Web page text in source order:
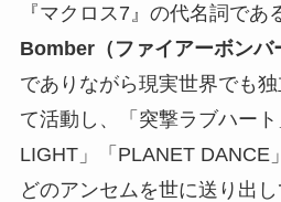
『マクロス7』の代名詞であ
Bomber（ファイアーボンバ
でありながら現実世界でも
て活動し、「突撃ラブハー
LIGHT」「PLANET DANCE
どのアンセムを世に送り出し